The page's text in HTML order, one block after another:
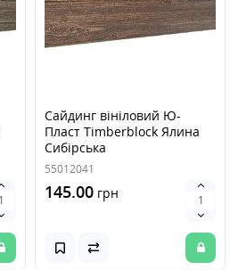
Сайдинг вініловий Ю-
Пласт Timberblock Ялина
Сибірська
55012041
145.00 грн